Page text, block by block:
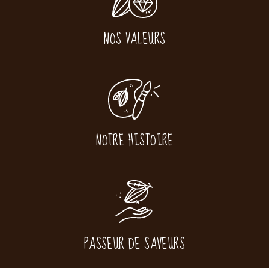
NOS VALEURS
NOTRE HISTOIRE
PASSEUR DE SAVEURS